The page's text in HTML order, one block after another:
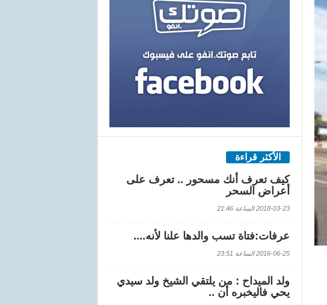
الأكثر قراءة
كيف تعرف أنك مسحور .. تعرف على
أعراض السحر
2018-03-23 الساعة 21:46
عرفات:فتاة تسب والدها علنا لأنه....
2016-06-25 الساعة 23:51
ولد الميداح : من يلتقي الشيخ ولد سيدي
يحي فاليخبره أن ..